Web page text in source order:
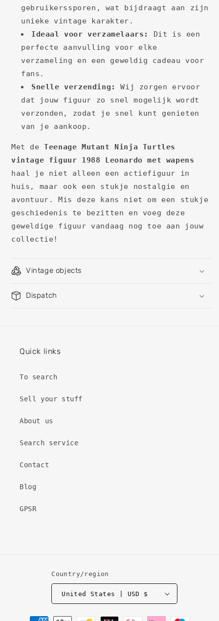
gebruikerssporen, wat bijdraagt aan zijn
unieke vintage karakter.
Ideaal voor verzamelaars:
Dit is een
perfecte aanvulling voor elke
verzameling en een geweldig cadeau voor
fans.
Snelle verzending:
Wij zorgen ervoor
dat jouw figuur zo snel mogelijk wordt
verzonden, zodat je snel kunt genieten
van je aankoop.
Met deTeenage Mutant Ninja Turtles
vintage figuur 1988 Leonardo met wapens
haal je niet alleen een actiefiguur in
huis, maar ook een stukje nostalgie en
avontuur. Mis deze kans niet om een stukje
geschiedenis te bezitten en voeg deze
geweldige figuur vandaag nog toe aan jouw
collectie!
Vintage objects
Dispatch
Quick links
To search
Sell ​​your stuff
About us
Search service
Contact
Blog
GPSR
Country/region
United States | USD $
Payment